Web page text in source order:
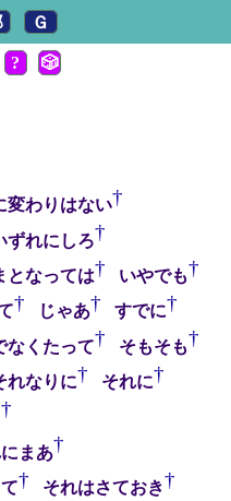
Ｇ
? 🎲
変わりはない†
ずれにしろ†
となっては† いやでも†
† じゃあ† すでに†
なくたって† そもそも†
れなりに† それに†
†
まあ†
† それはさておき†